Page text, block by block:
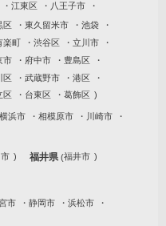
江東区
八王子市
区 東久留米市
池袋
楽町 渋谷区
立川市
市 府中市
豊島区
区 武蔵野市
港区
区 台東区 葛飾区
横浜市 相模原市
川崎市
福井県 福井市
市 静岡市
浜松市